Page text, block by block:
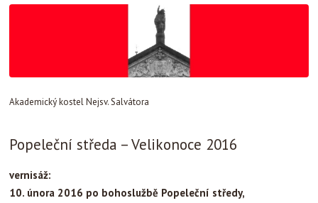
Akademický kostel Nejsv. Salvátora
Popeleční středa – Velikonoce 2016
vernisáž:
10. února 2016 po bohoslužbě Popeleční středy,